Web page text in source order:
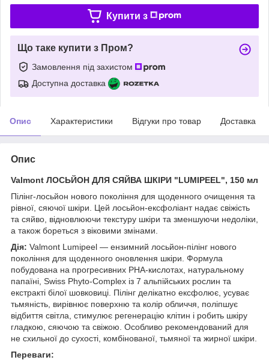
Купити з
Що таке купити з Пром?
Замовлення під захистом
Доступна доставка
Опис Характеристики Відгуки про товар Доставка
Опис
Valmont ЛОСЬЙОН ДЛЯ СЯЙВА ШКІРИ "LUMIPEEL", 150 мл
Пілінг-лосьйон нового покоління для щоденного очищення та
рівної, сяючої шкіри. Цей лосьйон-ексфоліант надає свіжість
та сяйво, відновлюючи текстуру шкіри та зменшуючи недоліки,
а також бореться з віковими змінами.
Дія: Valmont Lumipeel — ензимний лосьйон-пілінг нового
покоління для щоденного оновлення шкіри. Формула
побудована на прогресивних PHA-кислотах, натуральному
папаїні, Swiss Phyto-Complex із 7 альпійських рослин та
екстракті білої шовковиці. Пілінг делікатно ексфолює, усуває
тьмяність, вирівнює поверхню та колір обличчя, поліпшує
відбиття світла, стимулює регенерацію клітин і робить шкіру
гладкою, сяючою та свіжою. Особливо рекомендований для
не схильної до сухості, комбінованої, тьмяної та жирної шкіри.
Переваги: